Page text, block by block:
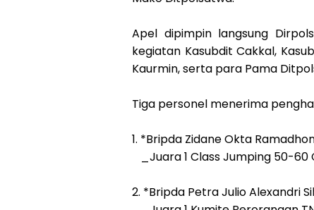
Apel dipimpin langsung
kegiatan Kasubdit Cakkal,
Kaurmin, serta para Pama
Tiga personel menerima
1. *Bripda Zidane Okta
_Juara 1 Class Jumping 50-60
2. *Bripda Petra Julio Alexandri